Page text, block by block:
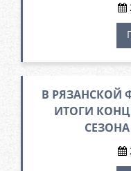
В
ИТОГИ
СЕЗОНА